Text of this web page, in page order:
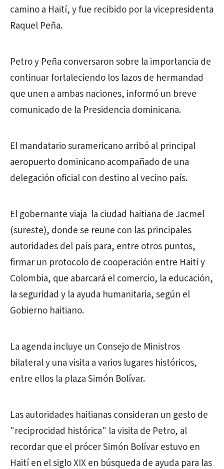
camino a Haití, y fue recibido por la vicepresidenta
Raquel Peña.
Petro y Peña conversaron sobre la importancia de
continuar fortaleciendo los lazos de hermandad
que unen a ambas naciones, informó un breve
comunicado de la Presidencia dominicana.
El mandatario suramericano arribó al principal
aeropuerto dominicano acompañado de una
delegación oficial con destino al vecino país.
El gobernante viaja la ciudad haitiana de Jacmel
(sureste), donde se reune con las principales
autoridades del país para, entre otros puntos,
firmar un protocolo de cooperación entre Haití y
Colombia, que abarcará el comercio, la educación,
la seguridad y la ayuda humanitaria, según el
Gobierno haitiano.
La agenda incluye un Consejo de Ministros
bilateral y una visita a varios lugares históricos,
entre ellos la plaza Simón Bolívar.
Las autoridades haitianas consideran un gesto de
"reciprocidad histórica" la visita de Petro, al
recordar que el prócer Simón Bolívar estuvo en
Haití en el siglo XIX en búsqueda de ayuda para las